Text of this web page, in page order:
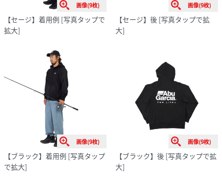
画像(9枚)
【セージ】着用例 [写真タップで
拡大]
画像(9枚)
【セージ】後[写真タップで拡
大]
画像(9枚)
【ブラック】着用例 [写真タップ
で拡大]
画像(9枚)
【ブラック】後[写真タップで拡
大]